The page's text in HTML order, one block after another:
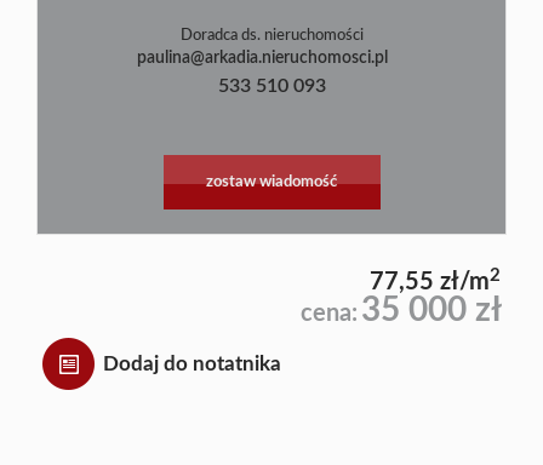
Doradca ds. nieruchomości
paulina@arkadia.nieruchomosci.pl
533 510 093
zostaw wiadomość
77,55 zł/m2
cena: 35 000 zł
Dodaj do notatnika